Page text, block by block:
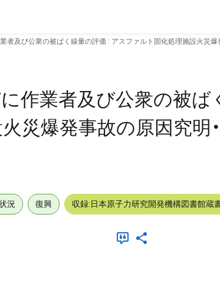
者及び公衆の被ばく線量の評価 : アスファルト固化処理施設火災
作業者及び公衆の被ば
災爆発事故の原因究明
況 復興 収録:日本原子力研究開発機構図書館蔵